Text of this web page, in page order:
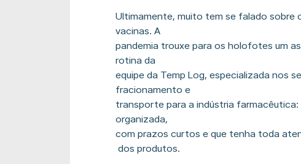
Ultimamente, muito tem se falado
vacinas. A
pandemia trouxe para os holofotes um
rotina da
equipe da Temp Log, especializada nos
fracionamento e
transporte para a indústria
organizada,
com prazos curtos e que tenha toda
dos produtos.